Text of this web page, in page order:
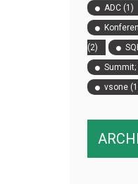
ADC (1)
(2)
Summit;
vsone